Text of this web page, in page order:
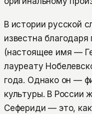
В истории русской
известна
(настоящее имя —
лауреату
года. Однако он —
культуры. В России
Сефериди — это, как